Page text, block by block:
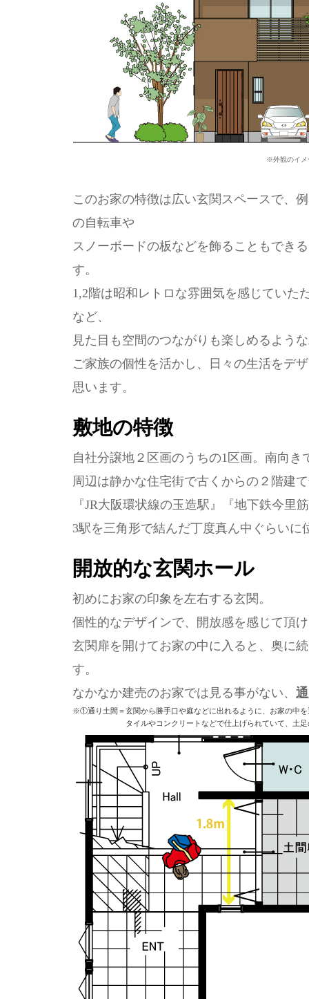
※外観のイメ
このお家の特徴は広い玄関スペースで、
の自転車や
スノーボードの板などを飾ることもでき
す。
1,2階は昭和レトロな雰囲気を感じていた
など、
見た目も空間のつながりも楽しめるよう
ご家族の個性を活かし、日々の生活をデ
思います。
敷地の特徴
自社分譲地２区画のうちの1区画。南向
周辺は静かな住宅街で古くからの２階建
『JR大阪環状線の玉造駅』『地下鉄今
3駅を三角形で結んだ丁度真ん中ぐらい
開放的な玄関ホール
初めにお家の印象を左右する玄関。
個性的なデザインで、開放感を感じて頂
玄関扉を開けてお家の中に入ると、奥に
す。
なかなか建売のお家では見る事がない、
※①通り土間＝玄関から勝手口や庭などに出れるように、お家の中
タイルやコンクリートなどで仕上げられていて、土足の